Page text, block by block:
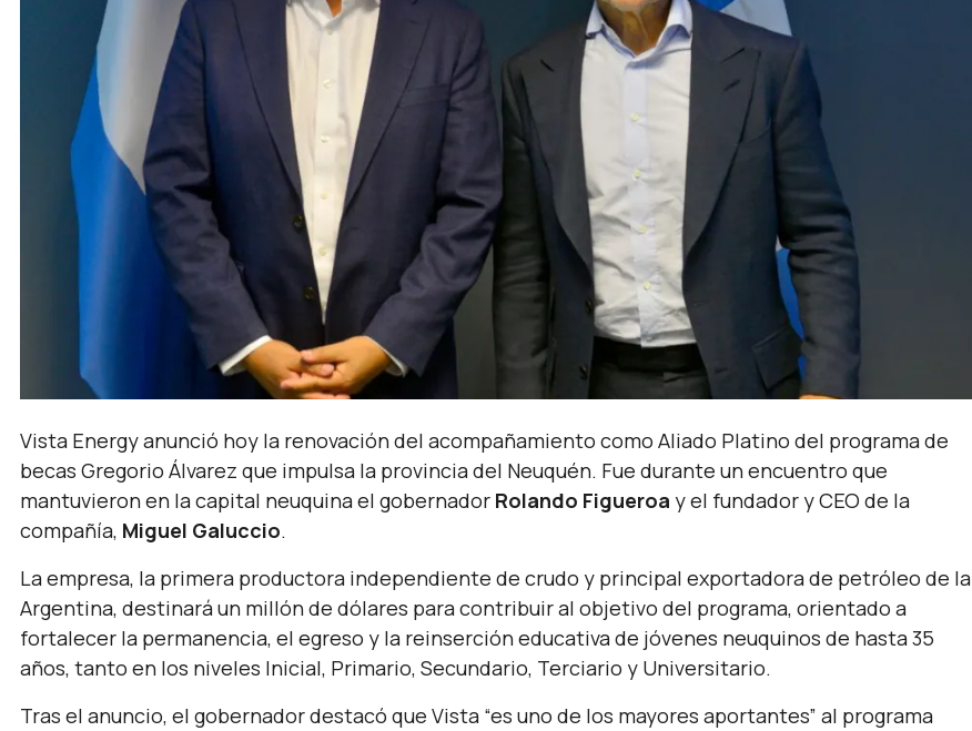
Vista Energy anunció hoy la renovación del acompañamiento como Aliado Platino del programa de
becas Gregorio Álvarez que impulsa la provincia del Neuquén. Fue durante un encuentro que
mantuvieron en la capital neuquina el gobernador Rolando Figueroa y el fundador y CEO de la
compañía, Miguel Galuccio.
La empresa, la primera productora independiente de crudo y principal exportadora de petróleo de la
Argentina, destinará un millón de dólares para contribuir al objetivo del programa, orientado a
fortalecer la permanencia, el egreso y la reinserción educativa de jóvenes neuquinos de hasta 35
años, tanto en los niveles Inicial, Primario, Secundario, Terciario y Universitario.
Tras el anuncio, el gobernador destacó que Vista “es uno de los mayores aportantes” al programa